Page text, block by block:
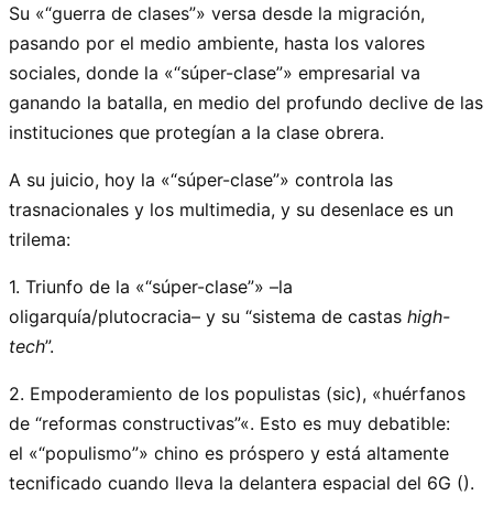
Su « guerra de clases » versa desde la migración,
pasando por el medio ambiente, hasta los valores
sociales, donde la « súper-clase » empresarial va
ganando la batalla, en medio del profundo declive de las
instituciones que protegían a la clase obrera.
A su juicio, hoy la « súper-clase » controla las
trasnacionales y los multimedia, y su desenlace es un
trilema:
1. Triunfo de la « súper-clase » –la
oligarquía/plutocracia– y su “sistema de castas high-
tech”.
2. Empoderamiento de los populistas (sic), «huérfanos
de reformas constructivas «. Esto es muy debatible:
el « populismo » chino es próspero y está altamente
tecnificado cuando lleva la delantera espacial del 6G ().